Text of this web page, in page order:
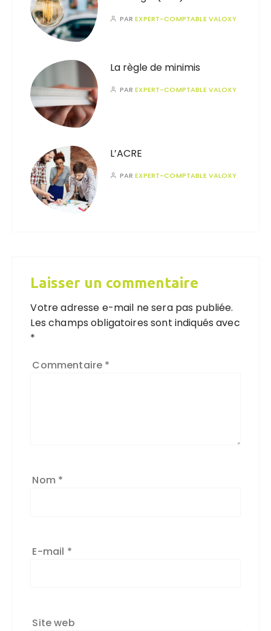
PAREXPERT-COMPTABLE VALOXY
La règle de minimis
PAREXPERT-COMPTABLE VALOXY
L’ACRE
PAREXPERT-COMPTABLE VALOXY
Laisser un commentaire
Votre adresse e-mail ne sera pas publiée.
Les champs obligatoires sont indiqués avec
*
Commentaire *
Nom *
E-mail *
Site web